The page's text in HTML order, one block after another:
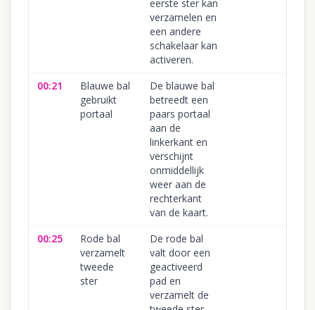
eerste ster kan
verzamelen en
een andere
schakelaar kan
activeren.
00:21
Blauwe bal
gebruikt
portaal
De blauwe bal
betreedt een
paars portaal
aan de
linkerkant en
verschijnt
onmiddellijk
weer aan de
rechterkant
van de kaart.
00:25
Rode bal
verzamelt
tweede
ster
De rode bal
valt door een
geactiveerd
pad en
verzamelt de